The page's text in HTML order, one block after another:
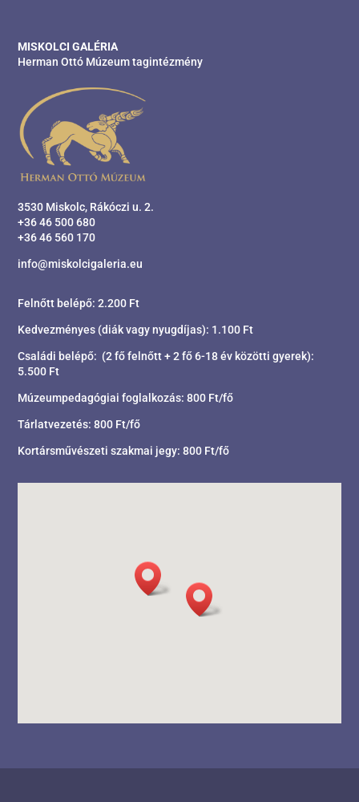
MISKOLCI GALÉRIA
Herman Ottó Múzeum tagintézmény
3530 Miskolc, Rákóczi u. 2.
+36 46 500 680
+36 46 560 170
info@miskolcigaleria.eu
Felnőtt belépő: 2.200 Ft
Kedvezményes (diák vagy nyugdíjas): 1.100 Ft
Családi belépő: (2 fő felnőtt + 2 fő 6-18 év közötti gyerek):
5.500 Ft
Múzeumpedagógiai foglalkozás: 800 Ft/fő
Tárlatvezetés: 800 Ft/fő
Kortársművészeti szakmai jegy: 800 Ft/fő